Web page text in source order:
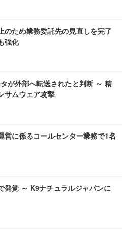
のため業務委託先の見直しを完了
強化
が外部へ転送されたと判断 ～ 精
サムウェア攻撃
営に係るコールセンター業務で1名
発覚 ～ K9ナチュラルジャパンに